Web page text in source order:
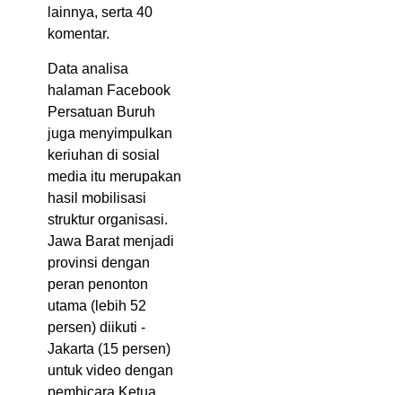
lainnya, serta 40
komentar.
Data analisa
halaman Facebook
Persatuan Buruh
juga menyimpulkan
keriuhan di sosial
media itu merupakan
hasil mobilisasi
struktur organisasi.
Jawa Barat menjadi
provinsi dengan
peran penonton
utama (lebih 52
persen) diikuti -
Jakarta (15 persen)
untuk video dengan
pembicara Ketua